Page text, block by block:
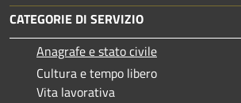
CATEGORIE DI SERVIZIO
Anagrafe e stato civile
Cultura e tempo libero
Vita lavorativa